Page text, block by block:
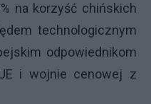
na korzyść chińskich
technologicznym
odpowiednikom
i wojnie cenowej z